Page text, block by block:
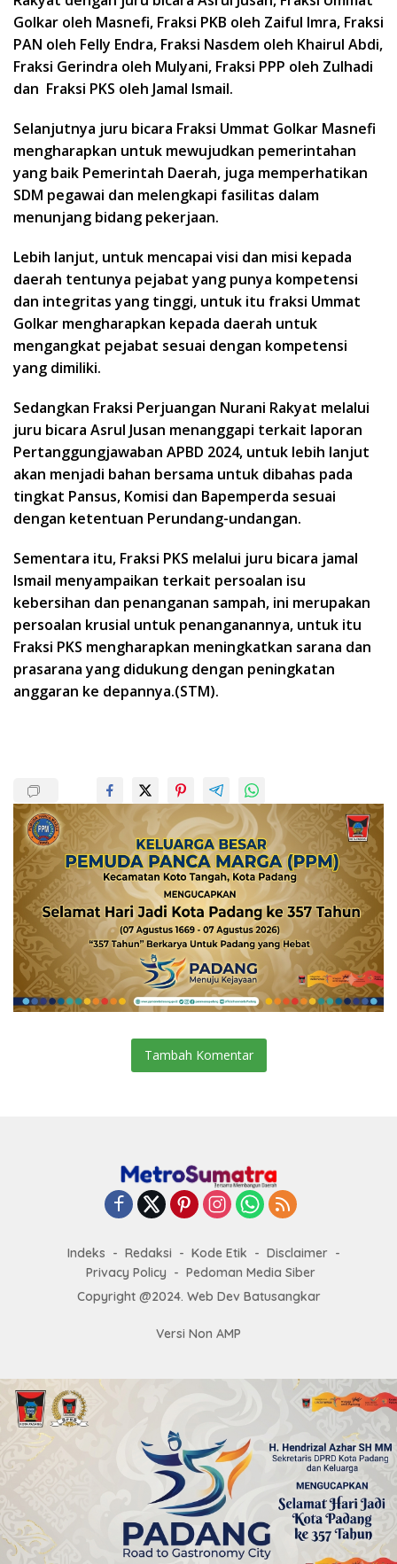
Golkar oleh Masnefi, Fraksi PKB oleh Zaiful Imra, Fraksi
PAN oleh Felly Endra, Fraksi Nasdem oleh Khairul Abdi,
Fraksi Gerindra oleh Mulyani, Fraksi PPP oleh Zulhadi
dan Fraksi PKS oleh Jamal Ismail.
Selanjutnya juru bicara Fraksi Ummat Golkar Masnefi
mengharapkan untuk mewujudkan pemerintahan
yang baik Pemerintah Daerah, juga memperhatikan
SDM pegawai dan melengkapi fasilitas dalam
menunjang bidang pekerjaan.
Lebih lanjut, untuk mencapai visi dan misi kepada
daerah tentunya pejabat yang punya kompetensi
dan integritas yang tinggi, untuk itu fraksi Ummat
Golkar mengharapkan kepada daerah untuk
mengangkat pejabat sesuai dengan kompetensi
yang dimiliki.
Sedangkan Fraksi Perjuangan Nurani Rakyat melalui
juru bicara Asrul Jusan menanggapi terkait laporan
Pertanggungjawaban APBD 2024, untuk lebih lanjut
akan menjadi bahan bersama untuk dibahas pada
tingkat Pansus, Komisi dan Bapemperda sesuai
dengan ketentuan Perundang-undangan.
Sementara itu, Fraksi PKS melalui juru bicara jamal
Ismail menyampaikan terkait persoalan isu
kebersihan dan penanganan sampah, ini merupakan
persoalan krusial untuk penanganannya, untuk itu
Fraksi PKS mengharapkan meningkatkan sarana dan
prasarana yang didukung dengan peningkatan
anggaran ke depannya.(STM).
Tambah Komentar
Indeks Redaksi Kode Etik
Disclaimer
Privacy Policy
Pedoman Media Siber
Copyright @2024. Web Dev Batusangkar
Versi Non AMP